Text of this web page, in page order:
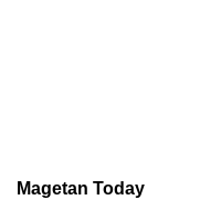
Magetan Today